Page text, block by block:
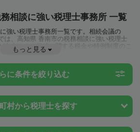
相談に強い税理士事務所 一覧
強い税理士事務所一覧です。相続会議の
は、高知県 香南市の税務相談に強い税理士
出来ます。相続に関する税金や特例制度のこ
談してみましょう。
もっと見る
に条件を絞り込む
村から税理士を探す